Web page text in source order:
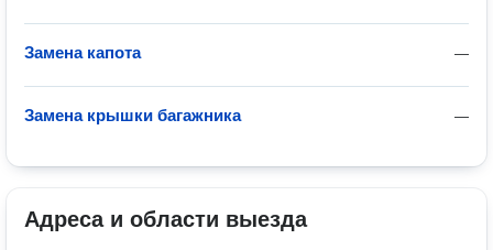
—
Замена капота
—
Замена крышки багажника
Адреса и области выезда